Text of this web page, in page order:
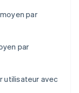
par
par
utilisateur avec